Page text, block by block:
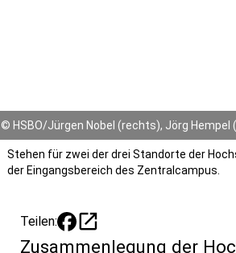
© HSBO/Jürgen Nobel (rechts), Jörg Hempel
Stehen für zwei der drei Standorte der
der Eingangsbereich des Zentralcampus.
Teilen: open_in_new
Zusammenlegung der